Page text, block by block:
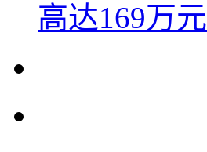
高达169万元